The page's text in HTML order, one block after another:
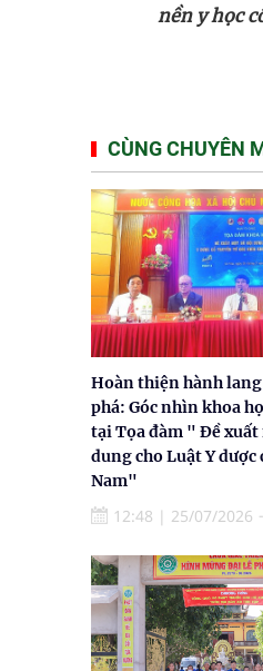
nền y học
CÙNG CHUYÊN
Hoàn thiện hành
phá: Góc nhìn khoa
tại Tọa đàm " Đề
dung cho Luật Y
Nam"
12:48 | 25/07/2026